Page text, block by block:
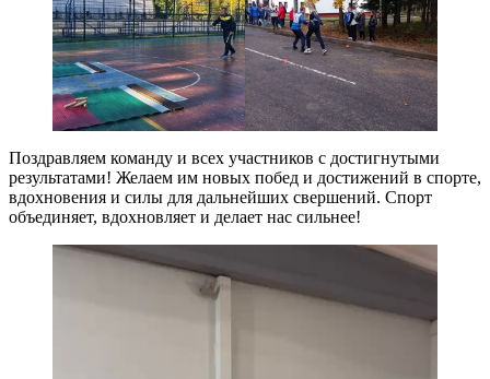
Поздравляем команду и всех участников с достигнутыми
результатами! Желаем им новых побед и достижений в спорте,
вдохновения и силы для дальнейших свершений. Спорт
объединяет, вдохновляет и делает нас сильнее!